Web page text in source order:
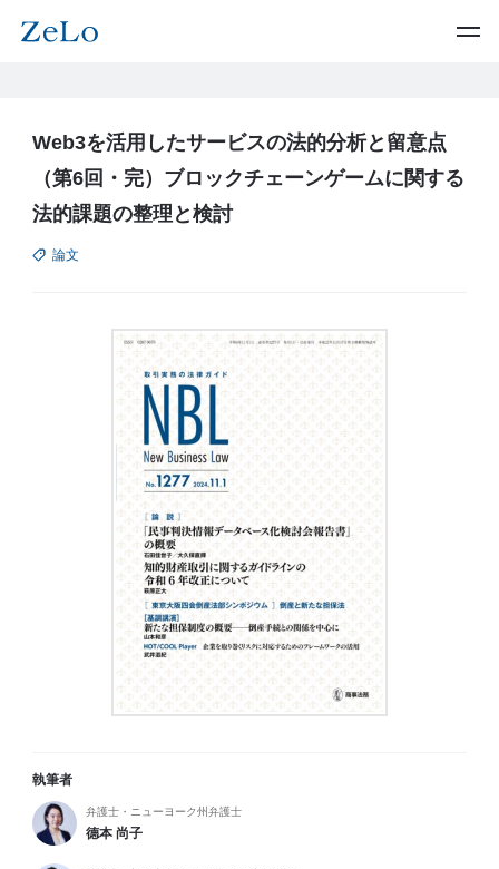
Web3を活用したサービスの法的分析と留意点
（第6回・完）ブロックチェーンゲームに関する
法的課題の整理と検討
論文
執筆者
弁護士・ニューヨーク州弁護士
德本 尚子